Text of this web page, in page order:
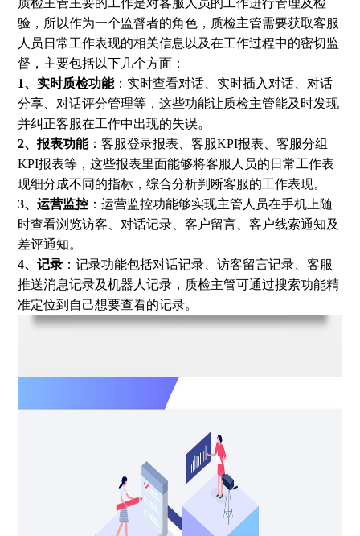
质检主管主要的工作是对客服人员的工作进行管理及检
验，所以作为一个监督者的角色，质检主管需要获取客服
人员日常工作表现的相关信息以及在工作过程中的密切监
督，主要包括以下几个方面：
1、实时质检功能：实时查看对话、实时插入对话、对话
分享、对话评分管理等，这些功能让质检主管能及时发现
并纠正客服在工作中出现的失误。
2、报表功能：客服登录报表、客服KPI报表、客服分组
KPI报表等，这些报表里面能够将客服人员的日常工作表
现细分成不同的指标，综合分析判断客服的工作表现。
3、运营监控 ：运营监控功能够实现主管人员在手机上随
时查看浏览访客、对话记录、客户留言、客户线索通知及
差评通知。
4、记录 ：记录功能包括对话记录、访客留言记录、客服
推送消息记录及机器人记录，质检主管可通过搜索功能精
准定位到自己想要查看的记录。